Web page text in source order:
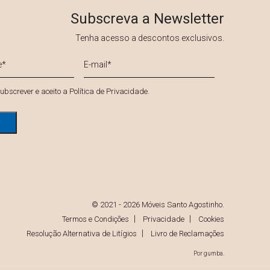
Subscreva a Newsletter
Tenha acesso a descontos exclusivos.
mail
* e aceito a Política de Privacidade.
© 2021 - 2026 Móveis Santo Agostinho.
Termos e Condições
Privacidade
Cookies
Resolução Alternativa de Litígios
Livro de Reclamações
Porgumba.